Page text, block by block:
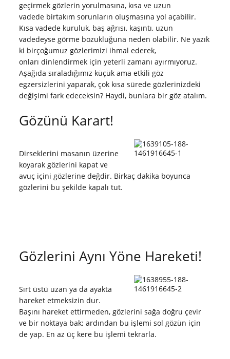
geçirmek gözlerin yorulmasına, kısa ve uzun
vadede birtakım sorunların oluşmasına yol açabilir.
Kısa vadede kuruluk, baş ağrısı, kaşıntı, uzun
vadedeyse görme bozukluğuna neden olabilir. Ne yazık
ki birçoğumuz gözlerimizi ihmal ederek,
onları dinlendirmek için yeterli zamanı ayırmıyoruz.
Aşağıda sıraladığımız küçük ama etkili göz
egzersizlerini yaparak, çok kısa sürede gözlerinizdeki
değişimi fark edeceksin? Haydi, bunlara bir göz atalım.
Gözünü Karart!
Dirseklerini masanın üzerine
koyarak gözlerini kapat ve
avuç içini gözlerine değdir. Birkaç dakika boyunca
gözlerini bu şekilde kapalı tut.
Gözlerini Aynı Yöne Hareketi!
Sırt üstü uzan ya da ayakta
hareket etmeksizin dur.
Başını hareket ettirmeden, gözlerini sağa doğru çevir
ve bir noktaya bak; ardından bu işlemi sol gözün için
de yap. En az üç kere bu işlemi tekrarla.